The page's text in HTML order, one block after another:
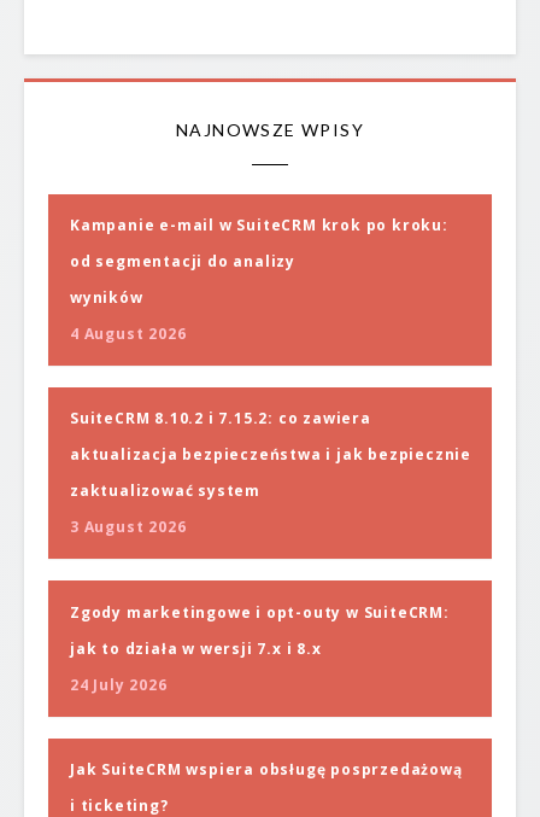
NAJNOWSZE WPISY
Kampanie e-mail w SuiteCRM krok po kroku:
od segmentacji do analizy
wyników
4 August 2026
SuiteCRM 8.10.2 i 7.15.2: co zawiera
aktualizacja bezpieczeństwa i jak bezpiecznie
zaktualizować system
3 August 2026
Zgody marketingowe i opt-outy w SuiteCRM:
jak to działa w wersji 7.x i 8.x
24 July 2026
Jak SuiteCRM wspiera obsługę posprzedażową
i ticketing?